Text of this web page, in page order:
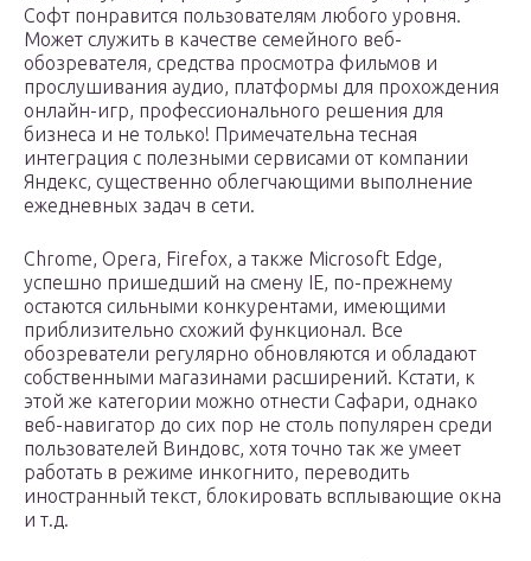
Софт понравится пользователям любого уровня.
Может служить в качестве семейного веб-
обозревателя, средства просмотра фильмов и
прослушивания аудио, платформы для прохождения
онлайн-игр, профессионального решения для
бизнеса и не только! Примечательна тесная
интеграция с полезными сервисами от компании
Яндекс, существенно облегчающими выполнение
ежедневных задач в сети.
Chrome, Opera, Firefox, а также Microsoft Edge,
успешно пришедший на смену IE, по-прежнему
остаются сильными конкурентами, имеющими
приблизительно схожий функционал. Все
обозреватели регулярно обновляются и обладают
собственными магазинами расширений. Кстати, к
этой же категории можно отнести Сафари, однако
веб-навигатор до сих пор не столь популярен среди
пользователей Виндовс, хотя точно так же умеет
работать в режиме инкогнито, переводить
иностранный текст, блокировать всплывающие окна
и т.д.